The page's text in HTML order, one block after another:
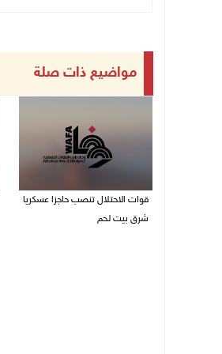
مواضيع ذات صلة
قوات الاحتلال تنصب حاجزا عسكريا
شرق بيت لحم